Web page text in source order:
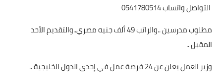
التواصل واتساب 0541780514
مطلوب مدرسين ..والراتب 49 ألف جنيه مصري..والتقديم الأحد
المقبل ..
وزير العمل يعلن عن 24 فرصة عمل في إحدى الدول الخليجية ..